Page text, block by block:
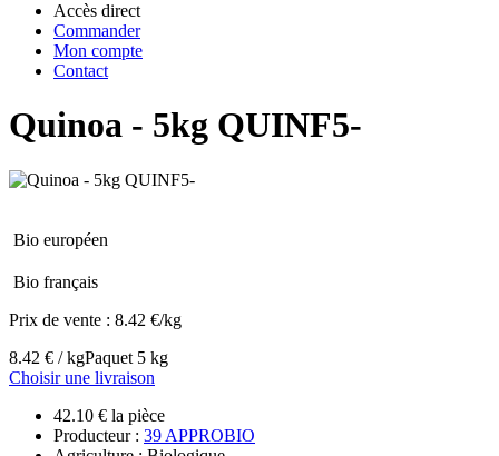
Accès direct
Commander
Mon compte
Contact
Quinoa - 5kg QUINF5-
Bio européen
Bio français
Prix de vente : 8.42 €/kg
8.42 € / kgPaquet 5 kg
Choisir une livraison
42.10 € la pièce
Producteur : 39 APPROBIO